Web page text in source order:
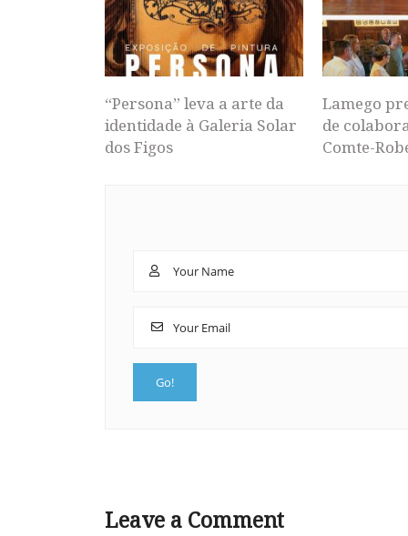
“Persona” leva a arte da
identidade à Galeria Solar
dos Figos
Lamego
de
Comte-
Leave a Comment